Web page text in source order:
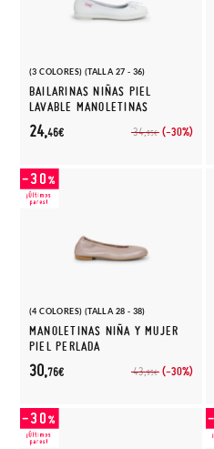
(3 COLORES) (TALLA 27 - 36)
BAILARINAS NIÑAS PIEL
LAVABLE MANOLETINAS
34,95€ (-30%)
24,46€
(4 COLORES) (TALLA 28 - 38)
MANOLETINAS NIÑA Y MUJER
PIEL PERLADA
43,95€ (-30%)
30,76€